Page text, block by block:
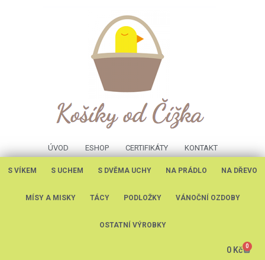
ÚVOD ESHOP CERTIFIKÁTY KONTAKT
S VÍKEM S UCHEM S DVĚMA UCHY NA PRÁDLO NA DŘEVO
MÍSY A MISKY TÁCY PODLOŽKY VÁNOČNÍ OZDOBY
OSTATNÍ VÝROBKY
0 Kč 0